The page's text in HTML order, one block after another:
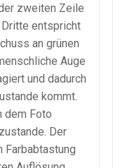
zweiten Zeile
entspricht
an grünen
Auge
und dadurch
kommt.
dem Foto
Der
Farbabtastung